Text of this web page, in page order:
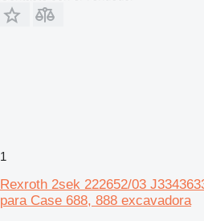
1
Rexroth 2sek 222652/03
para Case 688, 888 excavadora